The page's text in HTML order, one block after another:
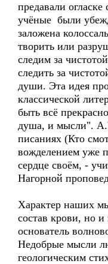
предавали
учёные были
заложена
творить или
следим за
следить за
души. Эта идея
классической
быть всё
душа, и мысли".
писаниях (Кто
вожделением уже
сердце своём, -
Нагорной
Характер наших
состав крови, но
основатель
Недобрые мысли
геологическим